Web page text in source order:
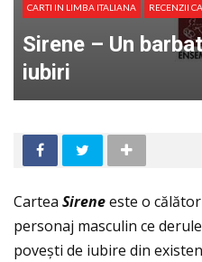
CARTI IN LIMBA ITALIANA RECENZII
Sirene – Un
iubiri
Cartea Sireneeste o
personaj masculin ce
povești de iubire din